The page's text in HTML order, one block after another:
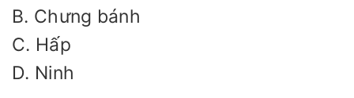
B. Chưng bánh
C. Hấp
D. Ninh